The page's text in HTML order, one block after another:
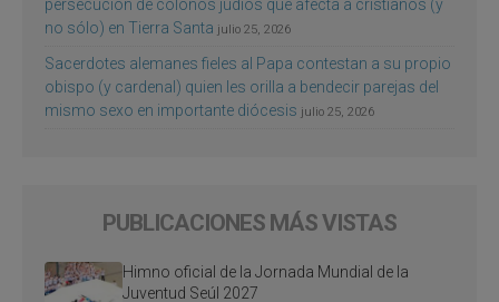
persecución de colonos judíos que afecta a cristianos (y
no sólo) en Tierra Santa julio 25, 2026
Sacerdotes alemanes fieles al Papa contestan a su propio
obispo (y cardenal) quien les orilla a bendecir parejas del
mismo sexo en importante diócesis julio 25, 2026
PUBLICACIONES MÁS VISTAS
Himno oficial de la Jornada Mundial de la
Juventud Seúl 2027